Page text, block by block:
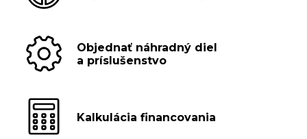
Objednať náhradný diel
a príslušenstvo
Kalkulácia financovania